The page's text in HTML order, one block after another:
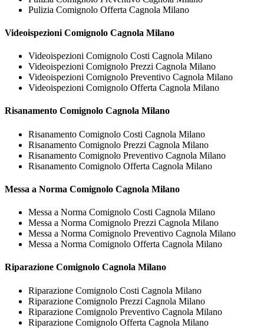
Pulizia Comignolo Offerta Cagnola Milano
Videoispezioni Comignolo Cagnola Milano
Videoispezioni Comignolo Costi Cagnola Milano
Videoispezioni Comignolo Prezzi Cagnola Milano
Videoispezioni Comignolo Preventivo Cagnola Milano
Videoispezioni Comignolo Offerta Cagnola Milano
Risanamento Comignolo Cagnola Milano
Risanamento Comignolo Costi Cagnola Milano
Risanamento Comignolo Prezzi Cagnola Milano
Risanamento Comignolo Preventivo Cagnola Milano
Risanamento Comignolo Offerta Cagnola Milano
Messa a Norma Comignolo Cagnola Milano
Messa a Norma Comignolo Costi Cagnola Milano
Messa a Norma Comignolo Prezzi Cagnola Milano
Messa a Norma Comignolo Preventivo Cagnola Milano
Messa a Norma Comignolo Offerta Cagnola Milano
Riparazione Comignolo Cagnola Milano
Riparazione Comignolo Costi Cagnola Milano
Riparazione Comignolo Prezzi Cagnola Milano
Riparazione Comignolo Preventivo Cagnola Milano
Riparazione Comignolo Offerta Cagnola Milano